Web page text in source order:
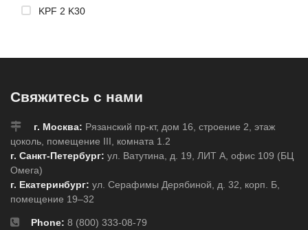
KPF 2 K30
Свяжитесь с нами
г. Москва: Рязанский пр-кт, дом 16, строение 2, этаж
цоколь, помещение III, комната 1.2
г. Санкт-Петербург: ул. Ватутина, д. 19, ЛИТ А, офис 109 (БЦ
Омега)
г. Екатеринбург: ул. Серафимы Дерябиной, д. 32, корп. Б,
помещение 19–32
Phone: 8 (800) 333-08-79